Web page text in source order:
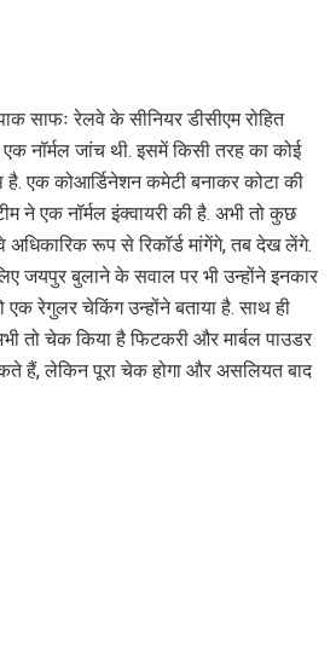
साफः रेलवे के सीनियर डीसीएम रोहित
नॉर्मल जांच थी. इसमें किसी तरह का कोई
एक कोआर्डिनेशन कमेटी बनाकर कोटा की
ने एक नॉर्मल इंक्वायरी की है. अभी तो कुछ
वे अधिकारिक रूप से रिकॉर्ड मांगेंगे, तब देख लेंगे.
जयपुर बुलाने के सवाल पर भी उन्होंने इनकार
एक रेगुलर चेकिंग उन्होंने बताया है. साथ ही
तो चेक किया है फिटकरी और मार्बल पाउडर
हैं, लेकिन पूरा चेक होगा और असलियत बाद